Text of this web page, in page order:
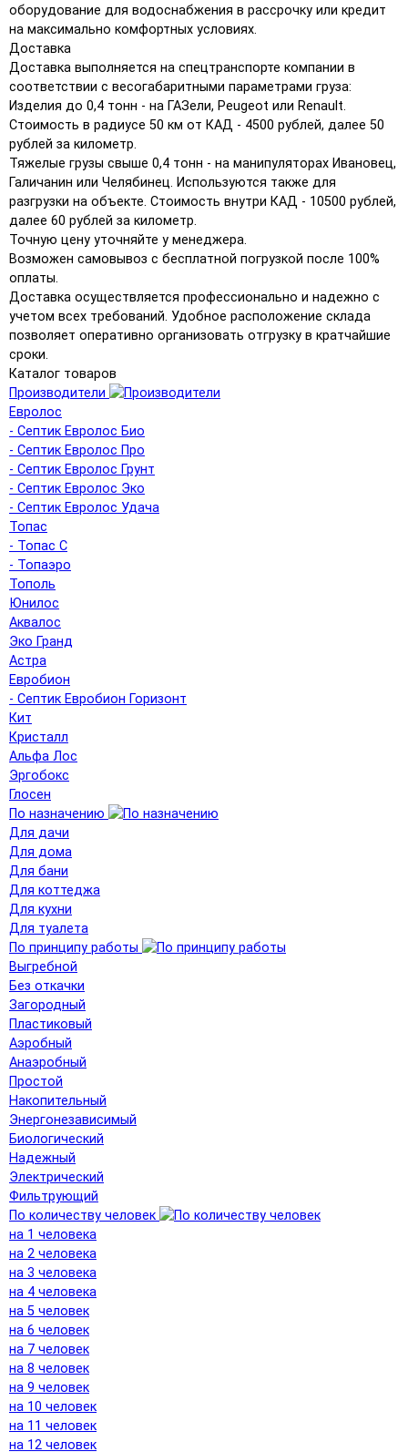
оборудование для водоснабжения в рассрочку или кредит
на максимально комфортных условиях.
Доставка
Доставка выполняется на спецтранспорте компании в
соответствии с весогабаритными параметрами груза:
Изделия до 0,4 тонн - на ГАЗели, Peugeot или Renault.
Стоимость в радиусе 50 км от КАД - 4500 рублей, далее 50
рублей за километр.
Тяжелые грузы свыше 0,4 тонн - на манипуляторах Ивановец,
Галичанин или Челябинец. Используются также для
разгрузки на объекте. Стоимость внутри КАД - 10500 рублей,
далее 60 рублей за километр.
Точную цену уточняйте у менеджера.
Возможен самовывоз с бесплатной погрузкой после 100%
оплаты.
Доставка осуществляется профессионально и надежно с
учетом всех требований. Удобное расположение склада
позволяет оперативно организовать отгрузку в кратчайшие
сроки.
Каталог товаров
Производители
Евролос
- Септик Евролос Био
- Септик Евролос Про
- Септик Евролос Грунт
- Септик Евролос Эко
- Септик Евролос Удача
Топас
- Топас С
- Топаэро
Тополь
Юнилос
Аквалос
Эко Гранд
Астра
Евробион
- Септик Евробион Горизонт
Кит
Кристалл
Альфа Лос
Эргобокс
Глосен
По назначению
Для дачи
Для дома
Для бани
Для коттеджа
Для кухни
Для туалета
По принципу работы
Выгребной
Без откачки
Загородный
Пластиковый
Аэробный
Анаэробный
Простой
Накопительный
Энергонезависимый
Биологический
Надежный
Электрический
Фильтрующий
По количеству человек
на 1 человека
на 2 человека
на 3 человека
на 4 человека
на 5 человек
на 6 человек
на 7 человек
на 8 человек
на 9 человек
на 10 человек
на 11 человек
на 12 человек